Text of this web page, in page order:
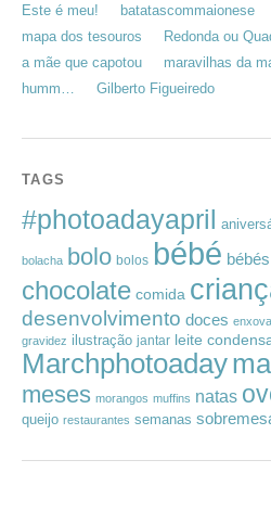
Este é meu! batatascommaionese
mapa dos tesouros
Redonda ou
a mãe que capotou
maravilhas da
humm…
Gilberto Figueiredo
TAGS
#photoadayapril
bolacha bolo bolos bébé bébés
chocolate comida
desenvolvimento doces
gravidez ilustração jantar leite
Marchphotoaday
meses morangos muffins natas
queijo restaurantes semanas